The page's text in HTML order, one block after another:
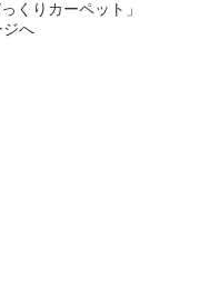
くりカーペット」